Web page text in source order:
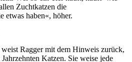
Zuchtkatzen die
etwas haben«, höher.
Ragger mit dem Hinweis zurück,
Katzen. Sie weise jede